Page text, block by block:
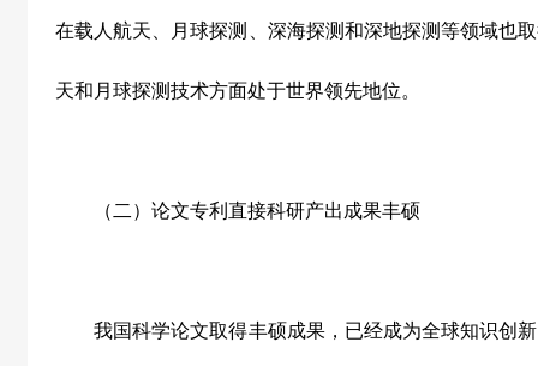
在载人航天、月球探测、深海探测和深地探测等领域也
天和月球探测技术方面处于世界领先地位。
（二）论文专利直接科研产出成果丰硕
我国科学论文取得丰硕成果，已经成为全球知识创新